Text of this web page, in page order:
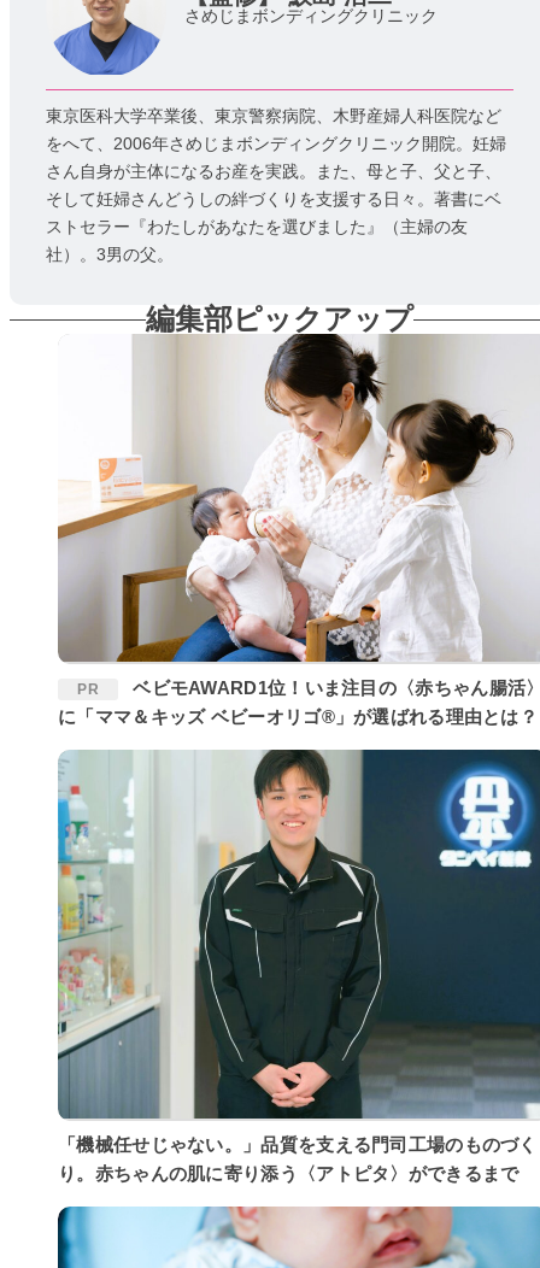
さめじまボンディングクリニック
東京医科大学卒業後、東京警察病院、木野産婦人科医院など
をへて、2006年さめじまボンディングクリニック開院。妊婦
さん自身が主体になるお産を実践。また、母と子、父と子、
そして妊婦さんどうしの絆づくりを支援する日々。著書にベ
ストセラー『わたしがあなたを選びました』（主婦の友
社）。3男の父。
編集部ピックアップ
PR
ベビモAWARD1位！いま注目の〈赤ちゃん腸活〉
に「ママ＆キッズ ベビーオリゴ®」が選ばれる理由とは？
「機械任せじゃない。」品質を支える門司工場のものづく
り。赤ちゃんの肌に寄り添う〈アトピタ〉ができるまで